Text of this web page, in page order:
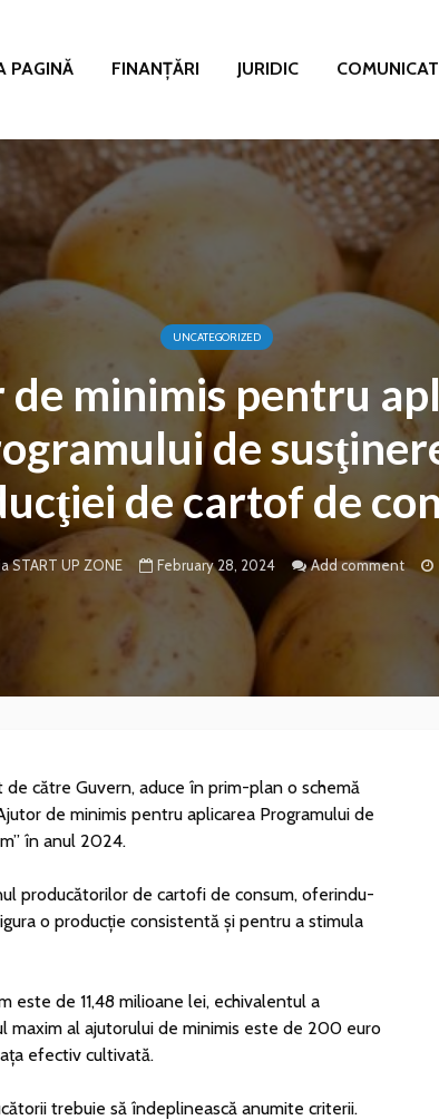
PAGINĂ FINANȚĂRI JURIDIC
UNCATEGORIZED
minimis pentru
de
de cartof de
START UP ZONE February 28, 2024 Add comment
către Guvern, aduce în prim-plan o schemă
de minimis pentru aplicarea Programului de
în anul 2024.
producătorilor de cartofi de consum, oferindu-
o producție consistentă și pentru a stimula
este de 11,48 milioane lei, echivalentul a
maxim al ajutorului de minimis este de 200 euro
efectiv cultivată.
trebuie să îndeplinească anumite criterii.